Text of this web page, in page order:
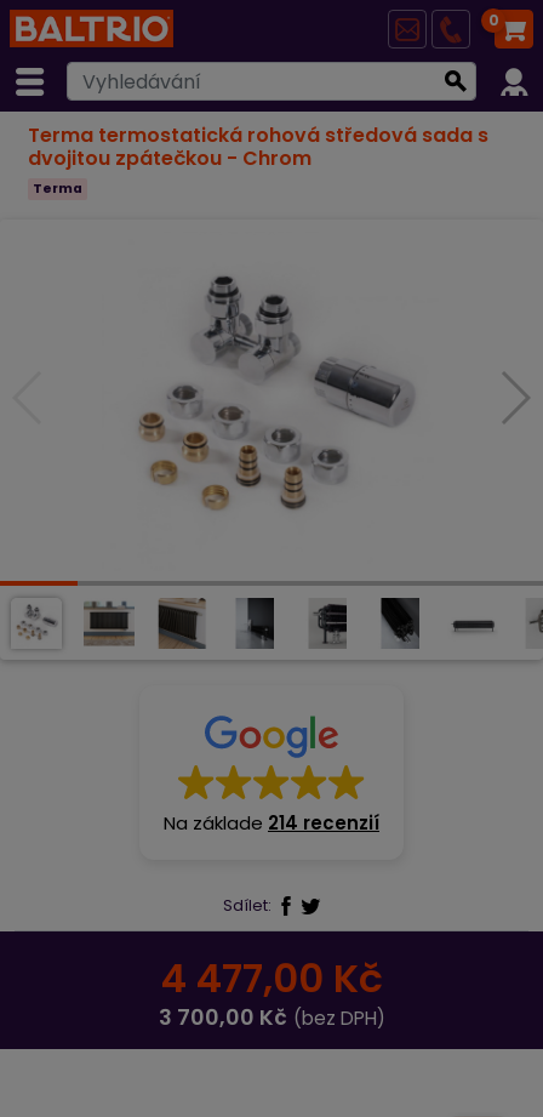
0
Terma termostatická rohová středová sada s
dvojitou zpátečkou - Chrom
Terma
Sdílet:
4 477,00 Kč
3 700,00 Kč (bez DPH)
Na základe 214 recenzií